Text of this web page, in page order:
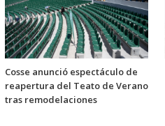
Cosse anunció espectáculo de
reapertura del Teato de Verano
tras remodelaciones